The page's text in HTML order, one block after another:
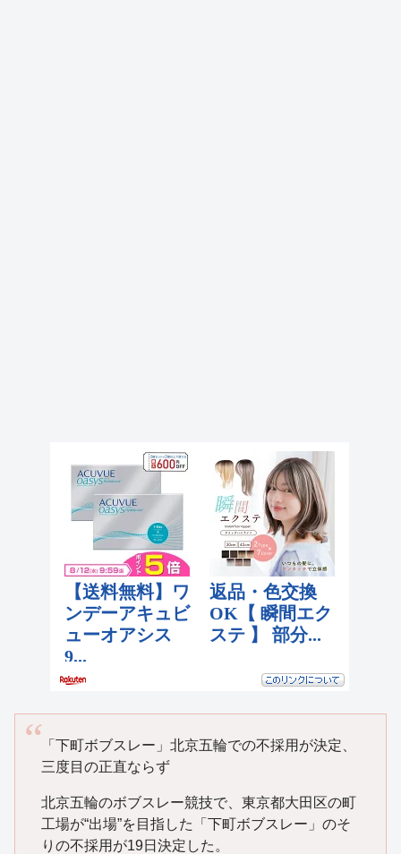
「下町ボブスレー」北京五輪での不採用が決定、
三度目の正直ならず
北京五輪のボブスレー競技で、東京都大田区の町
工場が“出場”を目指した「下町ボブスレー」のそ
りの不採用が19日決定した。